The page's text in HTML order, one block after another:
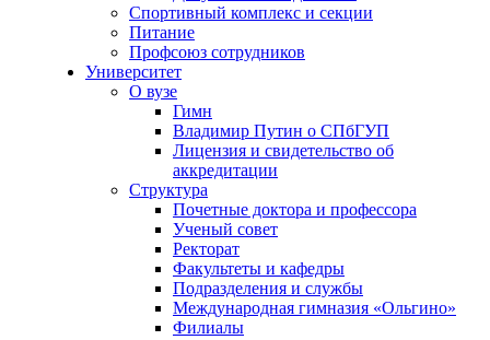
Спортивный комплекс и секции
Питание
Профсоюз сотрудников
Университет
О вузе
Гимн
Владимир Путин о СПбГУП
Лицензия и свидетельство об
аккредитации
Структура
Почетные доктора и профессора
Ученый совет
Ректорат
Факультеты и кафедры
Подразделения и службы
Международная гимназия «Ольгино»
Филиалы